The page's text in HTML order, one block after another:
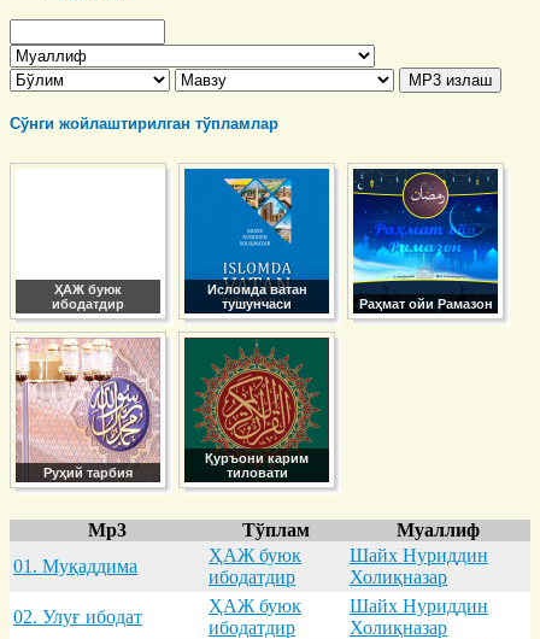
Сўнги жойлаштирилган тўпламлар
ҲАЖ буюк
ибодатдир
Исломда ватан
тушунчаси
Раҳмат ойи Рамазон
Руҳий тарбия
Қуръони карим
тиловати
Mp3 Тўплам
Муаллиф
01. Муқaддимa
ҲАЖ буюк
ибодатдир
Шайх Нуриддин
Холиқназар
02. Улуғ ибодaт
ҲАЖ буюк
ибодатдир
Шайх Нуриддин
Холиқназар